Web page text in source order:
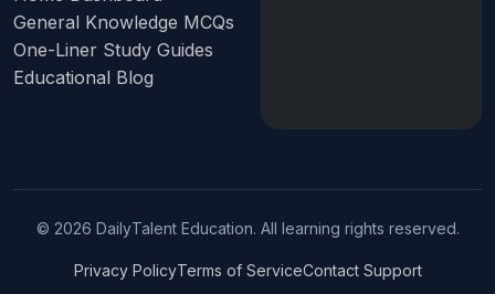
General Knowledge MCQs
One-Liner Study Guides
Educational Blog
© 2026 DailyTalent Education. All learning rights reserved.
Privacy PolicyTerms of ServiceContact Support